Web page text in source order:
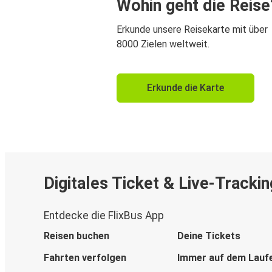
Wohin geht die
Erkunde unsere Reisekarte mit über
8000 Zielen weltweit.
Erkunde die Karte
Digitales Ticket & Live-
Entdecke die FlixBus App
Reisen buchen
Deine Tickets
Fahrten verfolgen
Immer auf dem